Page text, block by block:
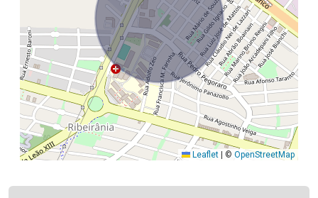
Leaflet © OpenStreetMap